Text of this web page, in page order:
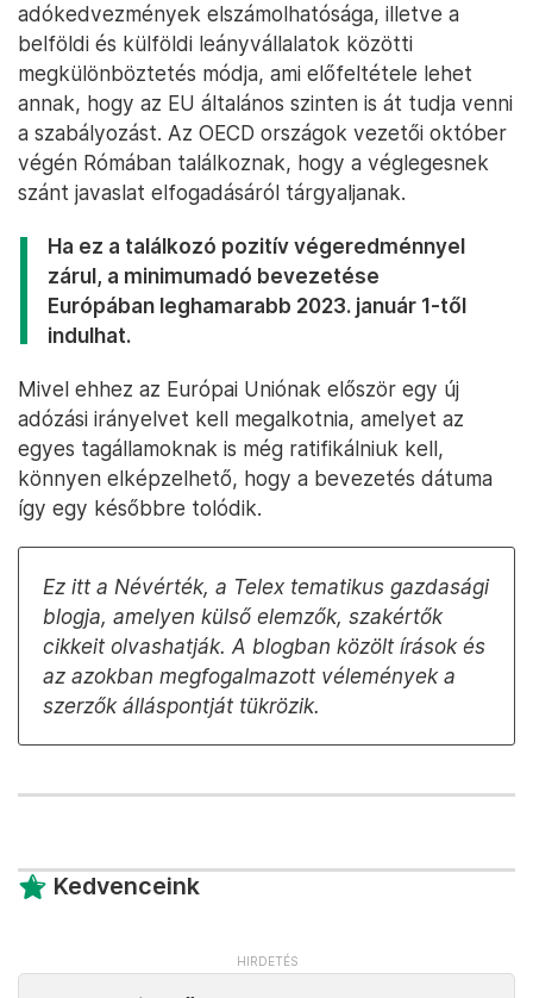
adókedvezmények elszámolhatósága, illetve a
belföldi és külföldi leányvállalatok közötti
megkülönböztetés módja, ami előfeltétele lehet
annak, hogy az EU általános szinten is át tudja venni
a szabályozást. Az OECD országok vezetői október
végén Rómában találkoznak, hogy a véglegesnek
szánt javaslat elfogadásáról tárgyaljanak.
Ha ez a találkozó pozitív végeredménnyel
zárul, a minimumadó bevezetése
Európában leghamarabb 2023. január 1-től
indulhat.
Mivel ehhez az Európai Uniónak először egy új
adózási irányelvet kell megalkotnia, amelyet az
egyes tagállamoknak is még ratifikálniuk kell,
könnyen elképzelhető, hogy a bevezetés dátuma
így egy későbbre tolódik.
Ez itt a Névérték, a Telex tematikus gazdasági
blogja, amelyen külső elemzők, szakértők
cikkeit olvashatják. A blogban közölt írások és
az azokban megfogalmazott vélemények a
szerzők álláspontját tükrözik.
Kedvenceink